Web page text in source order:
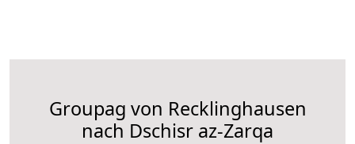
Groupag von Recklinghausen
nach Dschisr az-Zarqa